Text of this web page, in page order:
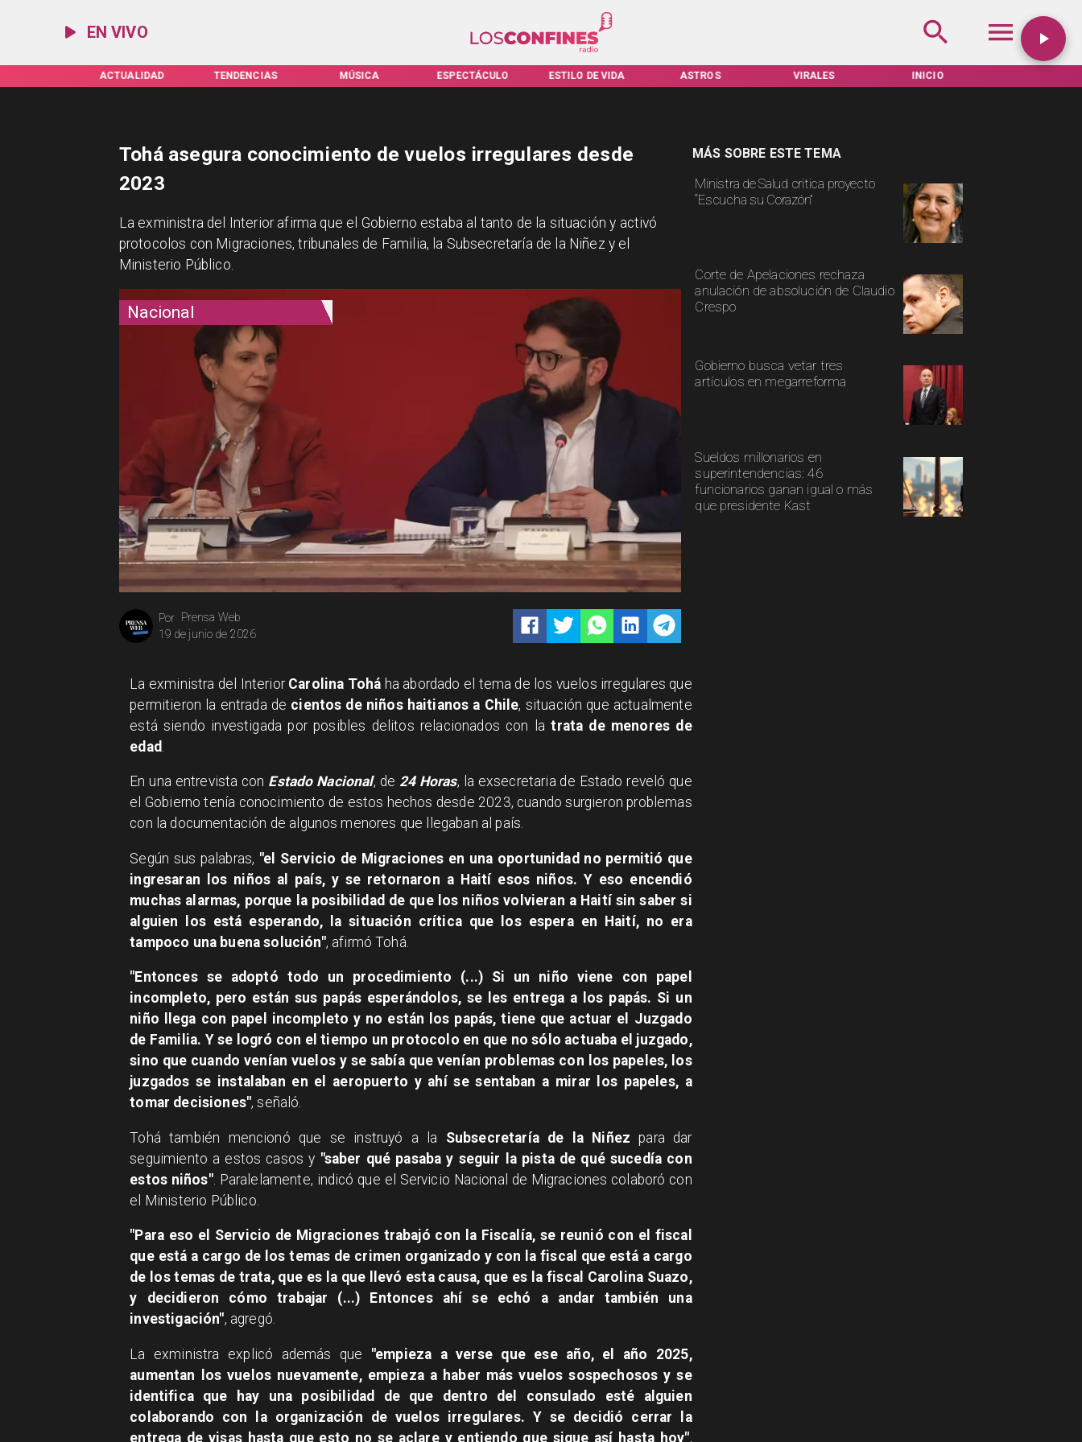
EN VIVO
ACTUALIDAD TENDENCIAS MÚSICA ESPECTÁCULO ESTILO DE VIDA ASTROS VIRALES INICIO
Nacional
Prensa Web
Por
19 de junio de 2026
Ministra de Salud critica proyecto
“Escucha su Corazón”
Corte de Apelaciones rechaza
anulación de absolución de Claudio
Crespo
Gobierno busca vetar tres
artículos en megarreforma
Sueldos millonarios en
superintendencias: 46
funcionarios ganan igual o más
que presidente Kast
MÁS SOBRE ESTE TEMA
Tohá asegura conocimiento de vuelos irregulares desde
2023
La exministra del Interior afirma que el Gobierno estaba al tanto de la situación y activó
protocolos con Migraciones, tribunales de Familia, la Subsecretaría de la Niñez y el
Ministerio Público.
La exministra del Interior Carolina Tohá ha abordado el tema de los vuelos irregulares que
permitieron la entrada de cientos de niños haitianos a Chile, situación que actualmente
está siendo investigada por posibles delitos relacionados con latrata de menores de
edad
En una entrevista con Estado Nacional, de 24 Horas, la exsecretaria de Estado reveló que
el Gobierno tenía conocimiento de estos hechos desde 2023, cuando surgieron problemas
con la documentación de algunos menores que llegaban al país.
Según sus palabras, "el Servicio de Migraciones en una oportunidad no permitió que
ingresaran los niños al país, y se retornaron a Haití esos niños. Y eso encendió
muchas alarmas, porque la posibilidad de que los niños volvieran a Haití sin saber si
alguien los está esperando, la situación crítica que los espera en Haití, no era
tampoco una buena solución", afirmó Tohá.
"Entonces se adoptó todo un procedimiento (...) Si un niño viene con papel
incompleto, pero están sus papás esperándolos, se les entrega a los papás. Si un
niño llega con papel incompleto y no están los papás, tiene que actuar el Juzgado
de Familia. Y se logró con el tiempo un protocolo en que no sólo actuaba el juzgado,
sino que cuando venían vuelos y se sabía que venían problemas con los papeles, los
juzgados se instalaban en el aeropuerto y ahí se sentaban a mirar los papeles, a
tomar decisiones", señaló.
Tohá también mencionó que se instruyó a la Subsecretaría de la Niñez para dar
seguimiento a estos casos y "saber qué pasaba y seguir la pista de qué sucedía con
estos niños". Paralelamente, indicó que el Servicio Nacional de Migraciones colaboró con
el Ministerio Público.
"Para eso el Servicio de Migraciones trabajó con la Fiscalía, se reunió con el fiscal
que está a cargo de los temas de crimen organizado y con la fiscal que está a cargo
de los temas de trata, que es la que llevó esta causa, que es la fiscal Carolina Suazo,
y decidieron cómo trabajar (...) Entonces ahí se echó a andar también una
investigación", agregó.
La exministra explicó además que "empieza a verse que ese año, el año 2025,
aumentan los vuelos nuevamente, empieza a haber más vuelos sospechosos y se
identifica que hay una posibilidad de que dentro del consulado esté alguien
colaborando con la organización de vuelos irregulares. Y se decidió cerrar la
entrega de visas hasta que esto no se aclare y entiendo que sigue así hasta hoy",